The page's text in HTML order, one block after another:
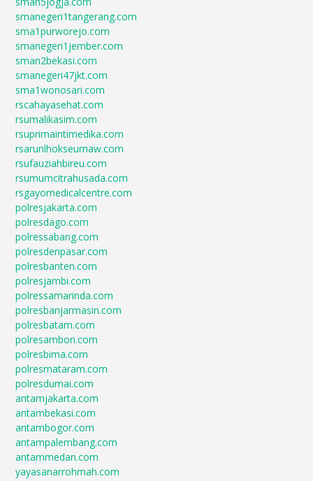
smanegeri1tangerang.com
sma1purworejo.com
smanegeri1jember.com
sman2bekasi.com
smanegeri47jkt.com
sma1wonosari.com
rscahayasehat.com
rsumalikasim.com
rsuprimaintimedika.com
rsarunlhokseumaw.com
rsufauziahbireu.com
rsumumcitrahusada.com
rsgayomedicalcentre.com
polresjakarta.com
polresdago.com
polressabang.com
polresdenpasar.com
polresbanten.com
polresjambi.com
polressamarinda.com
polresbanjarmasin.com
polresbatam.com
polresambon.com
polresbima.com
polresmataram.com
polresdumai.com
antamjakarta.com
antambekasi.com
antambogor.com
antampalembang.com
antammedan.com
yayasanarrohmah.com